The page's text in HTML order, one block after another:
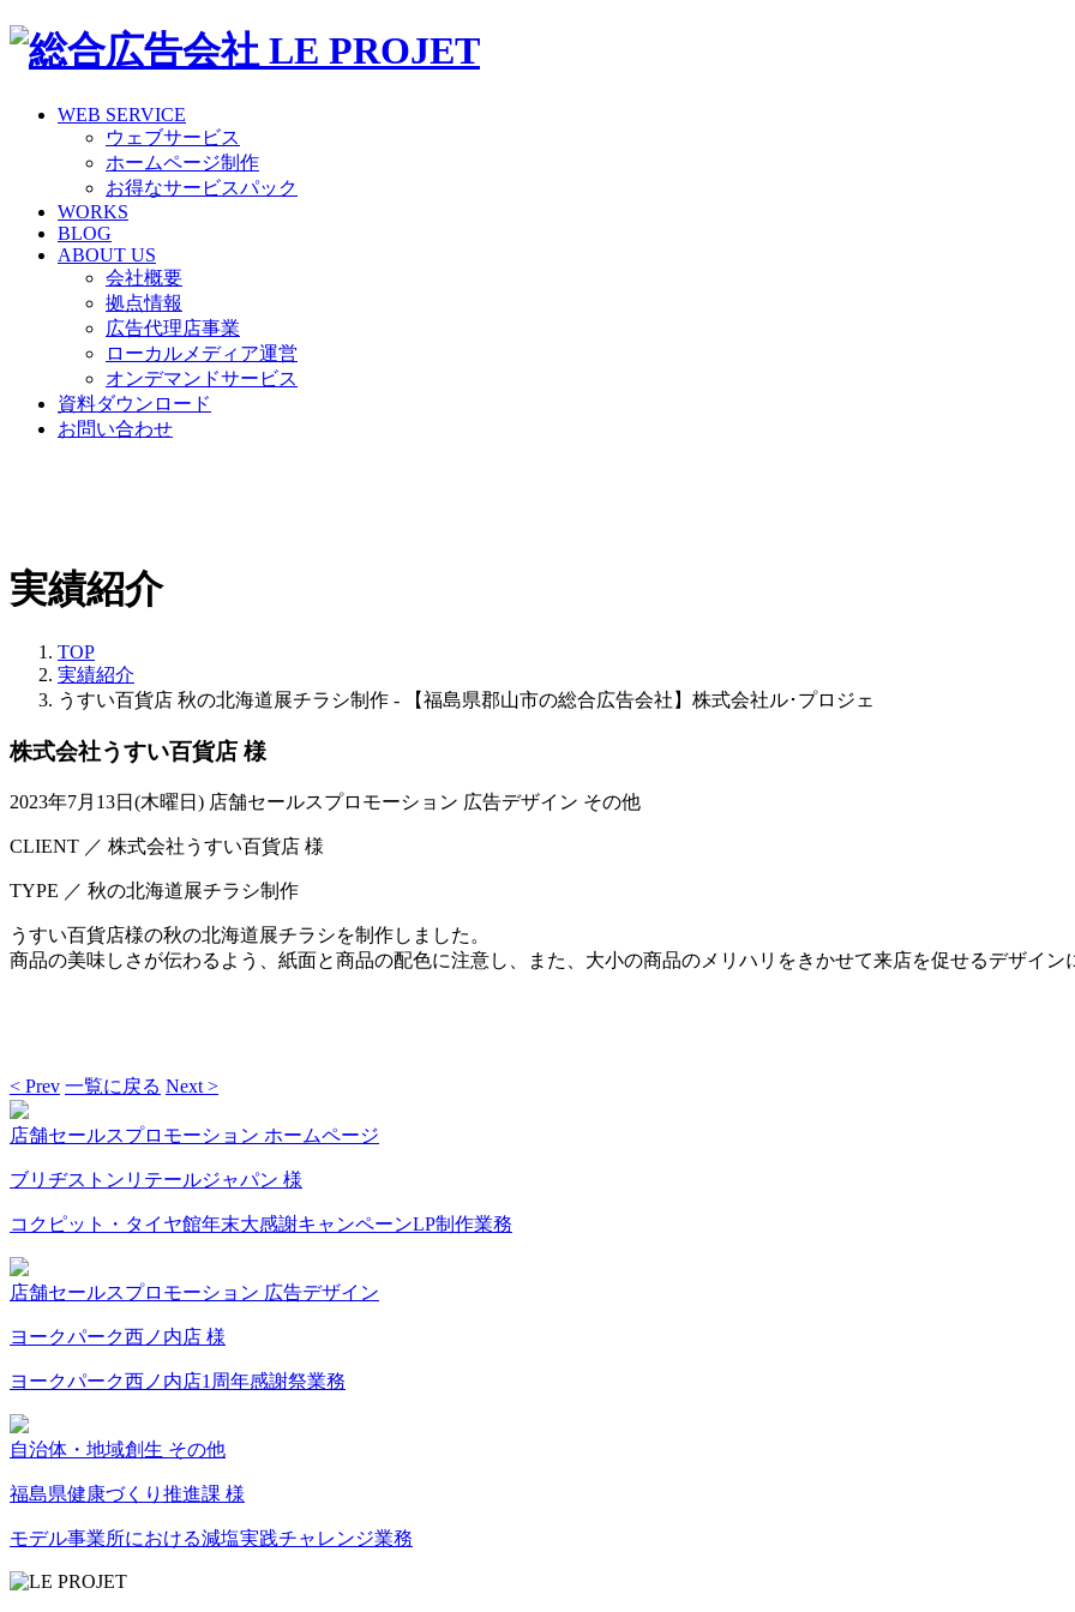
WEB SERVICE
ウェブサービス
ホームページ制作
お得なサービスパック
WORKS
BLOG
ABOUT US
会社概要
拠点情報
広告代理店事業
ローカルメディア運営
オンデマンドサービス
資料ダウンロード
お問い合わせ
実績紹介
TOP
実績紹介
うすい百貨店 秋の北海道展チラシ制作 - 【福島県郡山市の総合広告会社】株式会社ル･プロジェ
株式会社うすい百貨店 様
2023年7月13日(木曜日) 店舗セールスプロモーション 広告デザイン その他
CLIENT ／ 株式会社うすい百貨店 様
TYPE ／ 秋の北海道展チラシ制作
うすい百貨店様の秋の北海道展チラシを制作しました。
商品の美味しさが伝わるよう、紙面と商品の配色に注意し、また、大小の商品のメリハリをきかせて来店を促せるデザイン
< Prev 一覧に戻る Next >
店舗セールスプロモーション ホームページ
2026
7
24
日
曜
ブリヂストンリテールジャパン 様
コクピット・タイヤ館年末大感謝キャンペーンLP制作業務
店舗セールスプロモーション 広告デザイン
2026
7
24
日
曜
ヨークパーク西ノ内店 様
ヨークパーク西ノ内店1周年感謝祭業務
自治体・地域創生 その他
2026
7
24
福島県健康づくり推進課 様
モデル事業所における減塩実践チャレンジ業務